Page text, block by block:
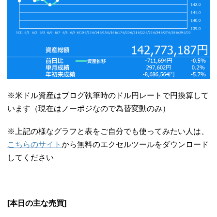
※米ドル資産はブログ執筆時のドル円レートで円換算して
います（現在はノーポジなので為替変動のみ）
※上記の様なグラフと表をご自分でも使ってみたい人は、
こちらのサイト から無料のエクセルツールをダウンロード
してください
[本日の主な売買]